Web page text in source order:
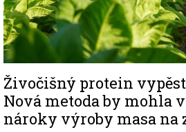
Živočišný protein
Nová metoda by mohla
nároky výroby masa na